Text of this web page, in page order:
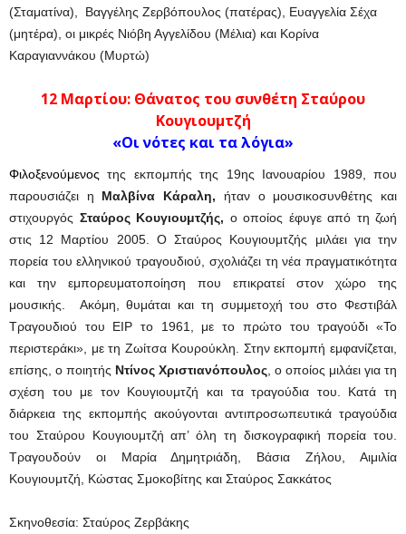
(Σταματίνα), Βαγγέλης Ζερβόπουλος (πατέρας), Ευαγγελία Σέχα
(μητέρα), οι μικρές Νιόβη Αγγελίδου (Μέλια) και Κορίνα
Καραγιαννάκου (Μυρτώ)
12 Μαρτίου: Θάνατος του συνθέτη Σταύρου
Κουγιουμτζή
«Οι νότες και τα λόγια»
Φιλοξενούμενος της εκπομπής της 19ης Ιανουαρίου 1989, που
παρουσιάζει η Μαλβίνα Κάραλη, ήταν ο μουσικοσυνθέτης και
στιχουργός Σταύρος Κουγιουμτζής, ο οποίος έφυγε από τη ζωή
στις 12 Μαρτίου 2005. Ο Σταύρος Κουγιουμτζής μιλάει για την
πορεία του ελληνικού τραγουδιού, σχολιάζει τη νέα πραγματικότητα
και την εμπορευματοποίηση που επικρατεί στον χώρο της
μουσικής. Ακόμη, θυμάται και τη συμμετοχή του στο Φεστιβάλ
Τραγουδιού του ΕΙΡ το 1961, με το πρώτο του τραγούδι «Το
περιστεράκι», με τη Ζωίτσα Κουρούκλη. Στην εκπομπή εμφανίζεται,
επίσης, ο ποιητής Ντίνος Χριστιανόπουλος , ο οποίος μιλάει για τη
σχέση του με τον Κουγιουμτζή και τα τραγούδια του. Κατά τη
διάρκεια της εκπομπής ακούγονται αντιπροσωπευτικά τραγούδια
του Σταύρου Κουγιουμτζή απ’ όλη τη δισκογραφική πορεία του.
Τραγουδούν οι Μαρία Δημητριάδη, Βάσια Ζήλου, Αιμιλία
Κουγιουμτζή, Κώστας Σμοκοβίτης και Σταύρος Σακκάτος
Σκηνοθεσία: Σταύρος Ζερβάκης